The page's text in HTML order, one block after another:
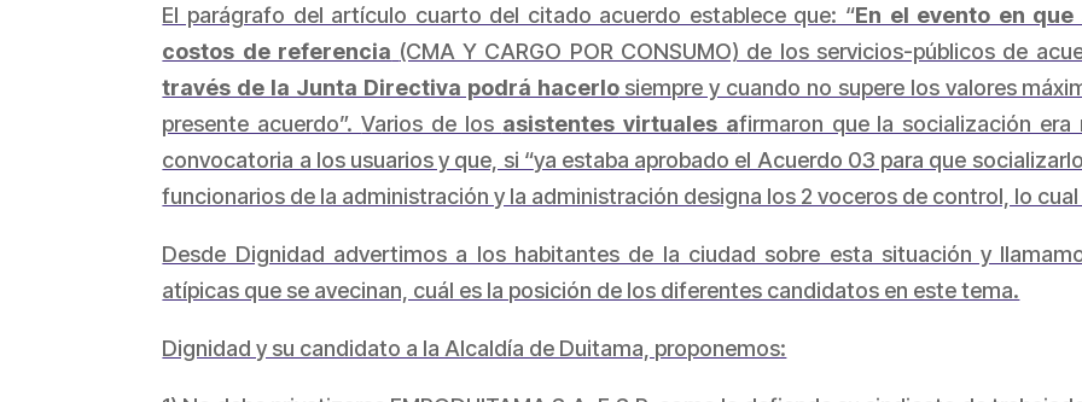
El parágrafo del artículo cuarto del citado acuerdo establece que: “En el evento en
costos de referencia (CMA Y CARGO POR CONSUMO) de los servicios-públicos de
través de la Junta Directiva podrá hacerlosiempre y cuando no supere los valores
presente acuerdo”.Varios de los asistentes virtuales afirmaron que la socialización
convocatoria a los usuarios y que, si “ya estaba aprobado el Acuerdo 03 para que
funcionarios de la administración y la administración designa los 2 voceros de control, lo
Desde Dignidad advertimos a los habitantes de la ciudad sobre esta situación y
atípicas que se avecinan, cuál es la posición de los diferentes candidatos en este tema.
Dignidad y su candidato a la Alcaldía de Duitama, proponemos: